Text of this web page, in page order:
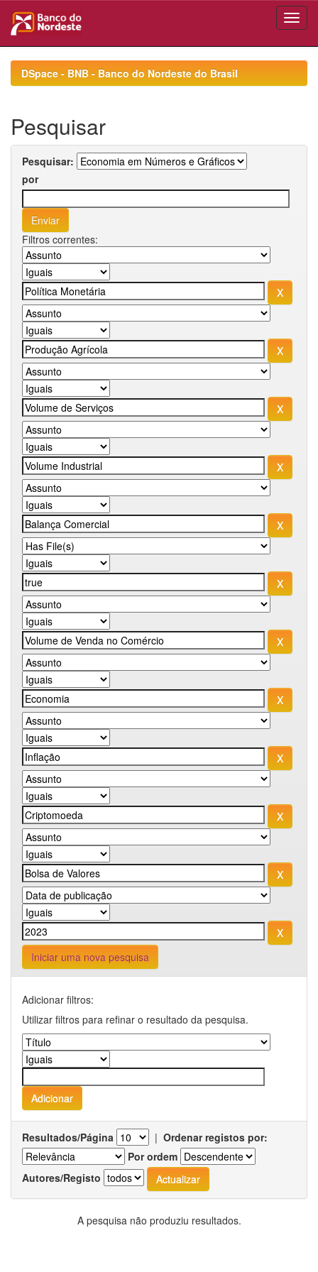
navigationDSpace - BNB - Banco do Nordeste do Brasil
Pesquisar
Pesquisar:
por
Filtros correntes:
Iniciar uma nova pesquisa
Adicionar filtros:
Utilizar filtros para refinar o resultado da pesquisa.
Resultados/Página | Ordenar registos por:
Por ordem
Autores/Registo
A pesquisa não produziu resultados.